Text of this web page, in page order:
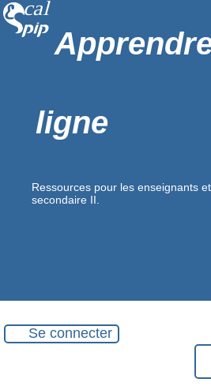
ligne
Ressources pour les enseignants
secondaire II.
Se connecter